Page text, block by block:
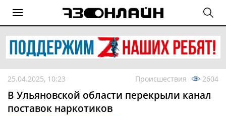
25.04.2025, 10:23 Происшествия 2604
В Ульяновской области перекрыли канал
поставок наркотиков